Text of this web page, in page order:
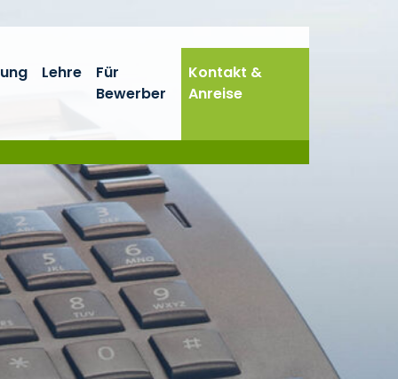
Lehre
Für
Bewerber
Kontakt &
Anreise